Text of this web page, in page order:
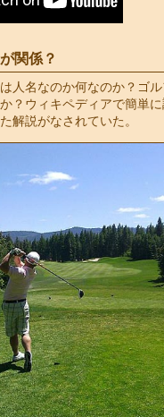
関係？
は人名なのか何なのか？ゴ
？ウィキペディアで簡単
解説がなされていた。